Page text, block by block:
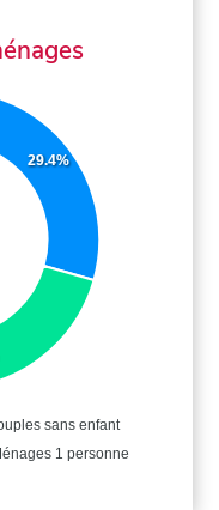
29.4%
sans enfant
1 personne